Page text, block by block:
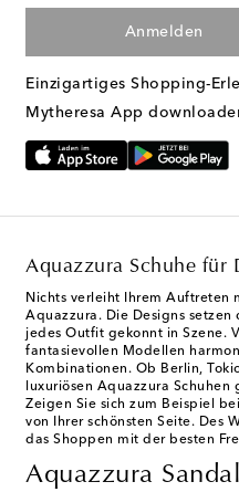
Anmelden
Einzigartiges Shopping-
Mytheresa App
Aquazzura Schuhe für
Nichts verleiht Ihrem Auftreten
Aquazzura. Die Designs
jedes Outfit gekonnt in Szene.
fantasievollen Modellen
Kombinationen. Ob Berlin,
luxuriösen Aquazzura
Zeigen Sie sich zum Beispiel
von Ihrer schönsten Seite. Des
das Shoppen mit der besten
Aquazzura